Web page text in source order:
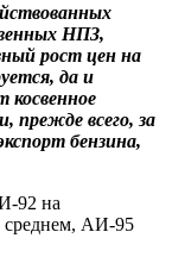
НПЗ,
рост цен на
да и
косвенное
прежде всего, за
бензина,
92 на
среднем, АИ-95